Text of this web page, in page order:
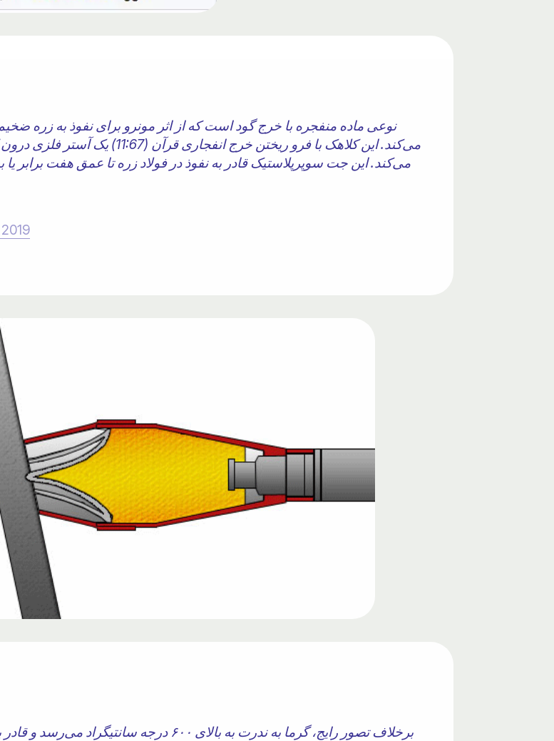
می‌کند. این کلاهک با فرو ریختن خرج
می‌کند. این جت سوپرپلاستیک قادر به نفوذ در فولاد زره تا عمق هفت برابر
برخلاف تصور رایج، گرما به ندرت به بالای